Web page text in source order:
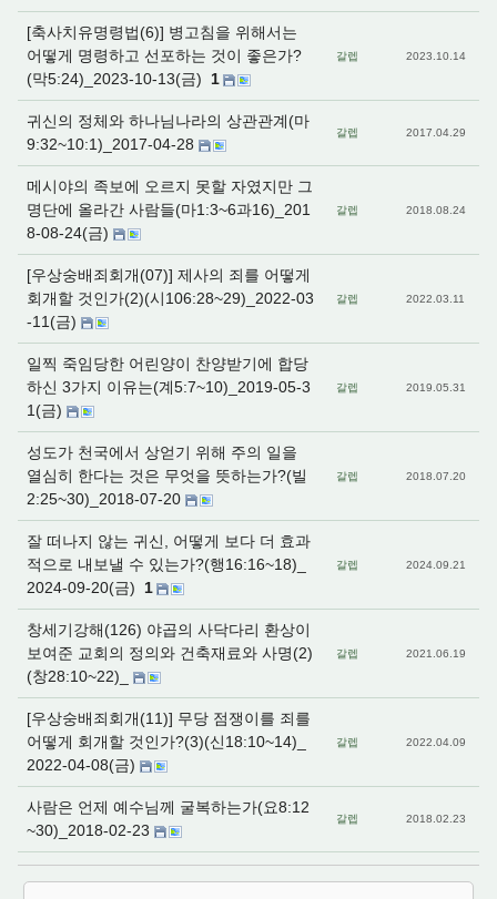
[축사치유명령법(6)] 병고침을 위해서는
어떻게 명령하고 선포하는 것이 좋은가?
(막5:24)_2023-10-13(금)
1
갈렙 2023.10.14
귀신의 정체와 하나님나라의 상관관계(마
9:32~10:1)_2017-04-28
갈렙 2017.04.29
메시야의 족보에 오르지 못할 자였지만 그
명단에 올라간 사람들(마1:3~6과16)_201
8-08-24(금)
갈렙 2018.08.24
[우상숭배죄회개(07)] 제사의 죄를 어떻게
회개할 것인가(2)(시106:28~29)_2022-03
-11(금)
갈렙 2022.03.11
일찍 죽임당한 어린양이 찬양받기에 합당
하신 3가지 이유는(계5:7~10)_2019-05-3
1(금)
갈렙 2019.05.31
성도가 천국에서 상얻기 위해 주의 일을
열심히 한다는 것은 무엇을 뜻하는가?(빌
2:25~30)_2018-07-20
갈렙 2018.07.20
잘 떠나지 않는 귀신, 어떻게 보다 더 효과
적으로 내보낼 수 있는가?(행16:16~18)_
2024-09-20(금)
1
갈렙 2024.09.21
창세기강해(126) 야곱의 사닥다리 환상이
보여준 교회의 정의와 건축재료와 사명(2)
(창28:10~22)_
갈렙 2021.06.19
[우상숭배죄회개(11)] 무당 점쟁이를 죄를
어떻게 회개할 것인가?(3)(신18:10~14)_
2022-04-08(금)
갈렙 2022.04.09
사람은 언제 예수님께 굴복하는가(요8:12
~30)_2018-02-23
갈렙 2018.02.23